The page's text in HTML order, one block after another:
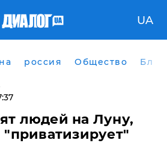
UA
россия Общество
людей на Луну,
"приватизирует"